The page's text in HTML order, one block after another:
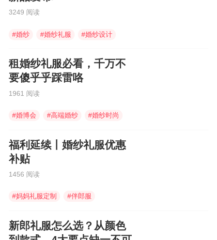
3249 阅读
#婚纱 #婚纱礼服 #婚纱设计
租婚纱礼服必看，千万不
要傻乎乎踩雷咯
1961 阅读
#婚博会 #高端婚纱 #婚纱时尚
福利延续丨婚纱礼服优惠
补贴
1456 阅读
#妈妈礼服定制 #伴郎服
新郎礼服怎么选？从颜色